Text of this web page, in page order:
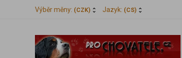
Výběr měny: (CZK) Jazyk: (CS)